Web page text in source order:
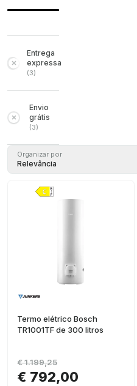
Entrega
expressa
(3)
Envio
grátis
(3)
Organizar por
Relevância
Termo elétrico Bosch
TR1001TF de 300 litros
€ 792,00
€ 1.199,25